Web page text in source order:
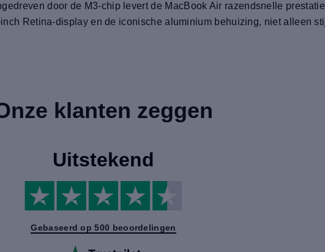
door de M3-chip levert de MacBook Air razendsnelle
Retina-display en de iconische aluminium behuizing, niet alleen
klanten zeggen
Uitstekend
Gebaseerd op 500 beoordelingen